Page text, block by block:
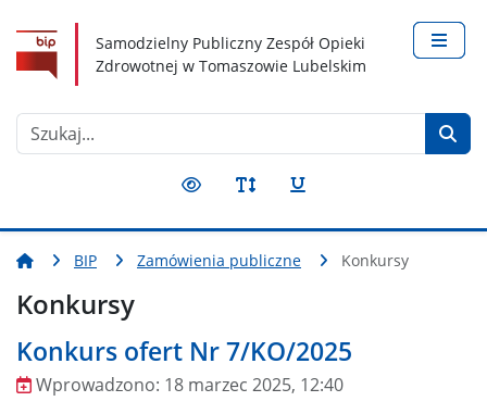
Samodzielny Publiczny Zespół Opieki
Zdrowotnej w Tomaszowie Lubelskim
Szukaj
BIP Zamówienia publiczne Konkursy
Konkursy
Konkurs ofert Nr 7/KO/2025
Wprowadzono
Wprowadzono: 18 marzec 2025, 12:40